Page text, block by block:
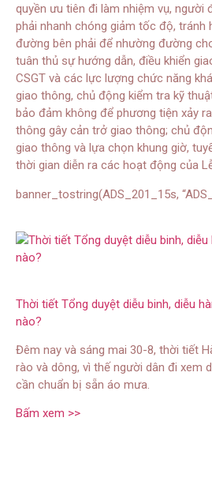
quyền ưu tiên đi làm nhiệm vụ, người
phải nhanh chóng giảm tốc độ, tránh
đường bên phải để nhường đường
tuân thủ sự hướng dẫn, điều khiển
CSGT và các lực lượng chức năng
giao thông, chủ động kiểm tra kỹ
bảo đảm không để phương tiện xảy
thông gây cản trở giao thông; chủ
giao thông và lựa chọn khung giờ,
thời gian diễn ra các hoạt động của
banner_tostring(ADS_201_15s,
Thời tiết Tổng duyệt diễu binh, diễu
nào?
Đêm nay và sáng mai 30-8, thời tiết
rào và dông, vì thế người dân đi xem
cần chuẩn bị sẵn áo mưa.
Bấm xem >>